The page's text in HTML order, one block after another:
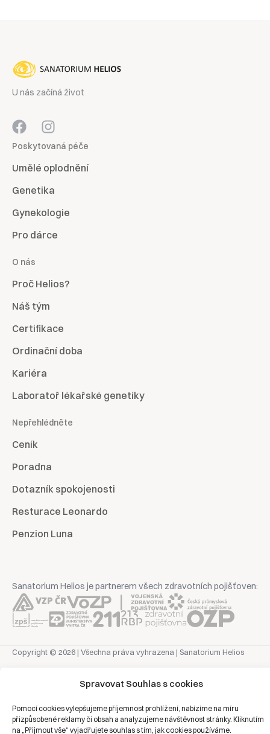
Spravovat Souhlas s cookies
Pomocí cookies vylepšujeme příjemnost prohlížení, nabízíme na míru
přizpůsobené reklamy či obsah a analyzujeme návštěvnost stránky. Kliknutím
na „Přijmout vše“ vyjadřujete souhlas s tím, jak cookies používáme.
U nás začíná život
Poskytovaná péče
Umělé oplodnění
Genetika
Gynekologie
Pro dárce
O nás
Proč Helios?
Náš tým
Certifikace
Ordinační doba
Kariéra
Laboratoř lékařské genetiky
Nepřehlédněte
Ceník
Poradna
Dotazník spokojenosti
Resturace Leonardo
Penzion Luna
Sanatorium Helios je partnerem všech zdravotních pojišťoven:
Copyright © 2026 | Všechna práva vyhrazena | Sanatorium Helios
Ochrana osobních údajů
Právní prohlášení
Zásady cookies